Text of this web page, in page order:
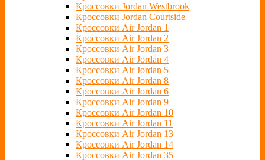
Кроссовки Jordan Westbrook
Кроссовки Jordan Courtside
Кроссовки Air Jordan 1
Кроссовки Air Jordan 2
Кроссовки Air Jordan 3
Кроссовки Air Jordan 4
Кроссовки Air Jordan 5
Кроссовки Air Jordan 8
Кроссовки Air Jordan 6
Кроссовки Air Jordan 9
Кроссовки Air Jordan 10
Кроссовки Air Jordan 11
Кроссовки Air Jordan 13
Кроссовки Air Jordan 14
Кроссовки Air Jordan 35